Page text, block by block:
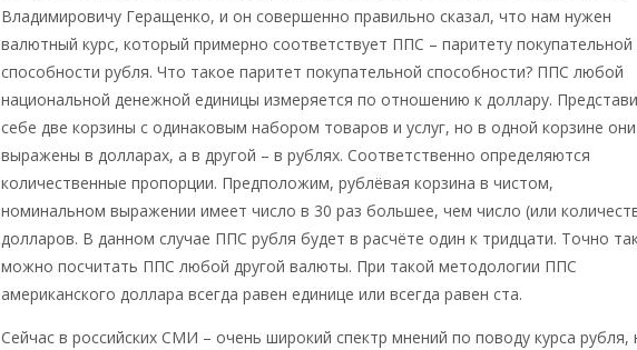
Владимировичу Геращенко, и он совершенно правильно сказал, что нам нужен
валютный курс, который примерно соответствует ППС – паритету покупательной
способности рубля. Что такое паритет покупательной способности? ППС любой
национальной денежной единицы измеряется по отношению к доллару.
себе две корзины с одинаковым набором товаров и услуг, но в одной корзине они
выражены в долларах, а в другой – в рублях. Соответственно определяются
количественные пропорции. Предположим, рублёвая корзина в чистом,
номинальном выражении имеет число в 30 раз большее, чем число (или
долларов. В данном случае ППС рубля будет в расчёте один к тридцати. Точно
можно посчитать ППС любой другой валюты. При такой методологии ППС
американского доллара всегда равен единице или всегда равен ста.
Сейчас в российских СМИ – очень широкий спектр мнений по поводу курса рубля,